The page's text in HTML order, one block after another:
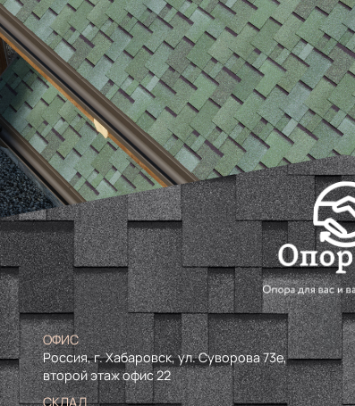
ОФИС
Россия, г. Хабаровск, ул. Суворова 73е,
второй этаж офис 22
СКЛАД